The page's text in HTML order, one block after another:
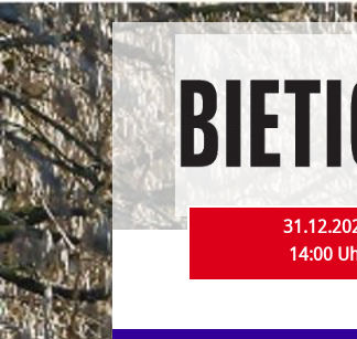
14:00